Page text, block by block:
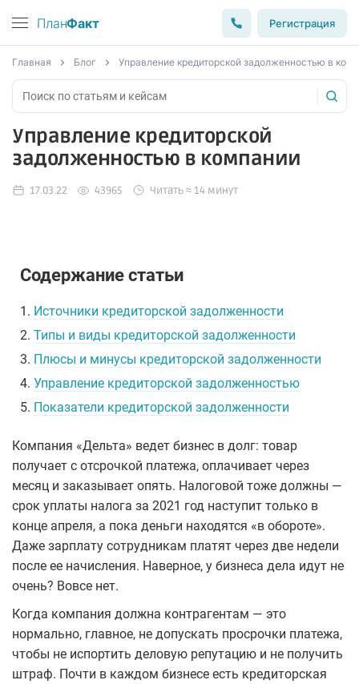
ПланФакт Регистрация
Главная Блог Управление кредиторской задолженностью в
Управление кредиторской
задолженностью в компании
17.03.22 43965 Читать ≈ 14 минут
Содержание статьи
1. Источники кредиторской задолженности
2. Типы и виды кредиторской задолженности
3. Плюсы и минусы кредиторской задолженности
4. Управление кредиторской задолженностью
5. Показатели кредиторской задолженности
Компания «Дельта» ведет бизнес в долг: товар
получает с отсрочкой платежа, оплачивает через
месяц и заказывает опять. Налоговой тоже должны —
срок уплаты налога за 2021 год наступит только в
конце апреля, а пока деньги находятся «в обороте».
Даже зарплату сотрудникам платят через две недели
после ее начисления. Наверное, у бизнеса дела идут не
очень? Вовсе нет.
Когда компания должна контрагентам — это
нормально, главное, не допускать просрочки платежа,
чтобы не испортить деловую репутацию и не получить
штраф. Почти в каждом бизнесе есть кредиторская